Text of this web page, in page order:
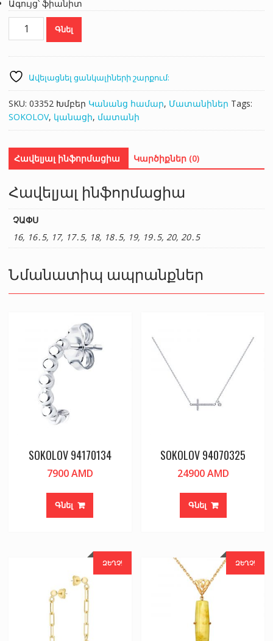
Ագույց՝ ֆիանիտ
SOKOLOV
94012182
Գնել
Ավելացնել ցանկալիների շարքում:
SKU: 03352 Խմբեր Կանանց համար, Մատանիներ Tags:
SOKOLOV, կանացի, մատանի
Հավելյալ ինֆորմացիա Կարծիքներ (0)
Հավելյալ ինֆորմացիա
ՉԱՓՍ
16, 16․5, 17, 17․5, 18, 18․5, 19, 19․5, 20, 20․5
Նմանատիպ ապրանքներ
SOKOLOV 94170134
7900AMD
Գնել
SOKOLOV 94070325
24900AMD
Գնել
ԶԵՂՉ! ԶԵՂՉ!